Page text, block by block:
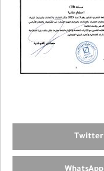
Twitter